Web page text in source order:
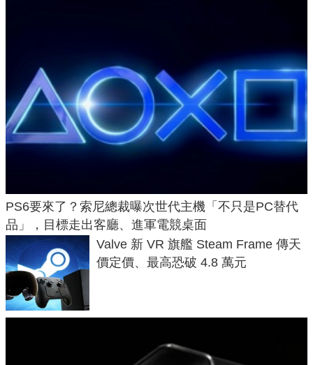
PS6要來了？索尼總裁曝次世代主機「不只是PC替代
品」，目標走出客廳、進軍電競桌面
Valve 新 VR 旗艦 Steam Frame 傳天
價定價、最高恐破 4.8 萬元